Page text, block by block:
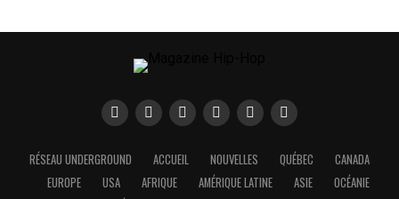
RÉSEAU UNDERGROUND ACCUEIL NOUVELLES QUÉBEC
CANADA
EUROPE
USA AFRIQUE AMÉRIQUE LATINE ASIE
OCÉANIE